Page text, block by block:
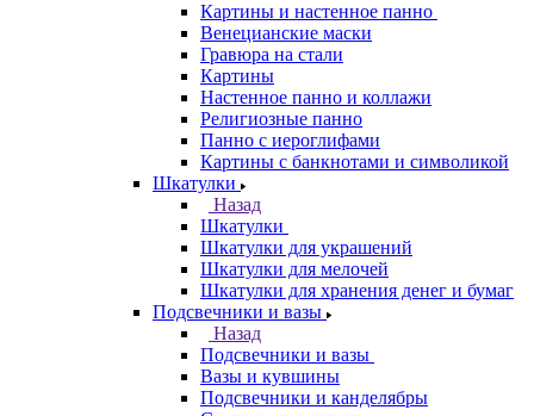
Картины и настенное панно
Венецианские маски
Гравюра на стали
Картины
Настенное панно и коллажи
Религиозные панно
Панно с иероглифами
Картины с банкнотами и символикой
Шкатулки
Назад
Шкатулки
Шкатулки для украшений
Шкатулки для мелочей
Шкатулки для хранения денег и бумаг
Подсвечники и вазы
Назад
Подсвечники и вазы
Вазы и кувшины
Подсвечники и канделябры